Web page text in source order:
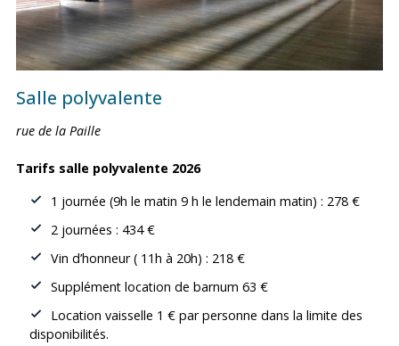
Salle polyvalente
rue de la Paille
Tarifs salle polyvalente 2026
1 journée (9h le matin 9 h le lendemain matin) : 278 €
2 journées : 434 €
Vin d’honneur ( 11h à 20h) : 218 €
Supplément location de barnum 63 €
Location vaisselle 1 € par personne dans la limite des
disponibilités.